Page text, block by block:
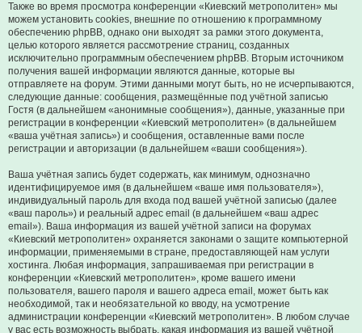
Также во время просмотра конференции «Киевский метрополитен» мы
можем установить cookies, внешние по отношению к программному
обеспечению phpBB, однако они выходят за рамки этого документа,
целью которого является рассмотрение страниц, созданных
исключительно программным обеспечением phpBB. Вторым источником
получения вашей информации являются данные, которые вы
отправляете на форум. Этими данными могут быть, но не исчерпываются,
следующие данные: сообщения, размещённые под учётной записью
Гостя (в дальнейшем «анонимные сообщения»), данные, указанные при
регистрации в конференции «Киевский метрополитен» (в дальнейшем
«ваша учётная запись») и сообщения, оставленные вами после
регистрации и авторизации (в дальнейшем «ваши сообщения»).
Ваша учётная запись будет содержать, как минимум, однозначно
идентифицируемое имя (в дальнейшем «ваше имя пользователя»),
индивидуальный пароль для входа под вашей учётной записью (далее
«ваш пароль») и реальный адрес email (в дальнейшем «ваш адрес
email»). Ваша информация из вашей учётной записи на форумах
«Киевский метрополитен» охраняется законами о защите компьютерной
информации, применяемыми в стране, предоставляющей нам услуги
хостинга. Любая информация, запрашиваемая при регистрации в
конференции «Киевский метрополитен», кроме вашего имени
пользователя, вашего пароля и вашего адреса email, может быть как
необходимой, так и необязательной ко вводу, на усмотрение
администрации конференции «Киевский метрополитен». В любом случае
у вас есть возможность выбрать, какая информация из вашей учётной